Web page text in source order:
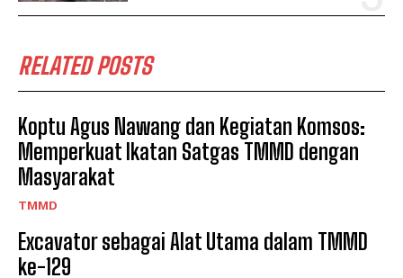
RELATED POSTS
Koptu Agus Nawang dan Kegiatan Komsos:
Memperkuat Ikatan Satgas TMMD dengan
Masyarakat
TMMD
Excavator sebagai Alat Utama dalam TMMD
ke-129